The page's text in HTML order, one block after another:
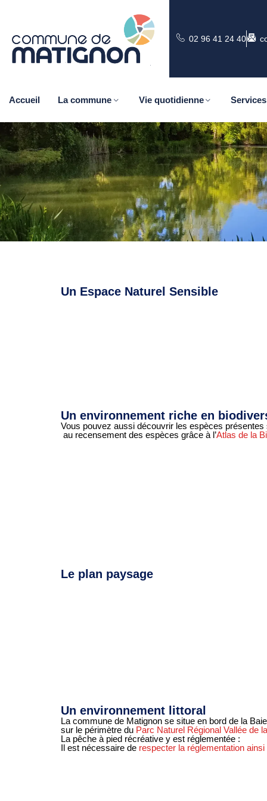
02 96 41 24 40
Accueil La commune Vie quotidienne
Un Espace Naturel Sensible
Un environnement riche en
Vous pouvez aussi découvrir les espèces présentes
au recensement des espèces grâce à l’Atlas de la
Le plan paysage
Un environnement littoral
La commune de Matignon se situe en bord de la
sur le périmètre du Parc Naturel Régional Vallée de
La pêche à pied récréative y est réglementée :
Il est nécessaire de respecter la réglementation